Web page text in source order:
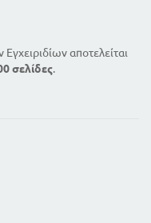
αποτελείται
σελίδες.